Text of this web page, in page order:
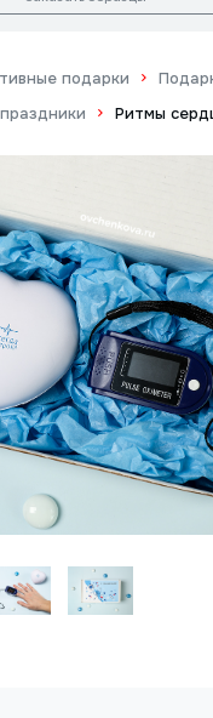
подарки
Ритмы
я даю согласие на